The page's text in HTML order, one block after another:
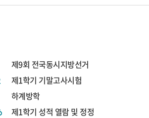
제9회 전국동시지방선거
제1학기 기말고사시험
하계방학
제1학기 성적 열람 및 정정